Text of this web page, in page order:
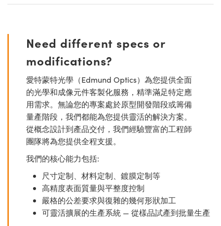
Need different specs or
modifications?
愛特蒙特光學（Edmund Optics）為您提供全面
的光學和成像元件客製化服務，精準滿足特定應
用需求。無論您的專案處於原型開發階段或籌備
量產階段，我們都能為您提供靈活的解決方案。
從概念設計到產品交付，我們經驗豐富的工程師
團隊將為您提供全程支援。
我們的核心能力包括:
尺寸定制、材料定制、鍍膜定制等
高精度表面質量與平整度控制
嚴格的公差要求與復雜的幾何形狀加工
可靈活擴展的生產系統 — 從樣品試產到批量生產